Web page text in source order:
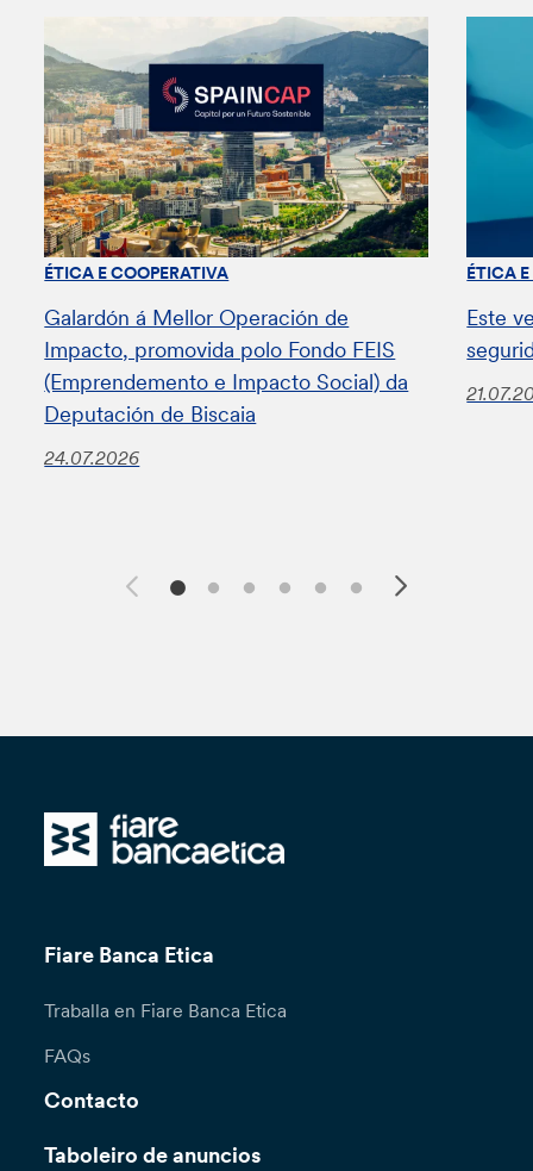
ÉTICA E COOPERATIVA
Galardón á Mellor Operación de
Impacto, promovida polo Fondo FEIS
(Emprendemento e Impacto Social) da
Deputación de Biscaia
24.07.2026
ÉTICA
Este
Fiare Banca Etica
Traballa en Fiare Banca Etica
FAQs
Contacto
Taboleiro de anuncios